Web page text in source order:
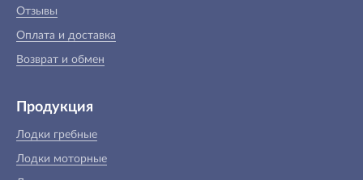
Отзывы
Оплата и доставка
Возврат и обмен
Продукция
Лодки гребные
Лодки моторные